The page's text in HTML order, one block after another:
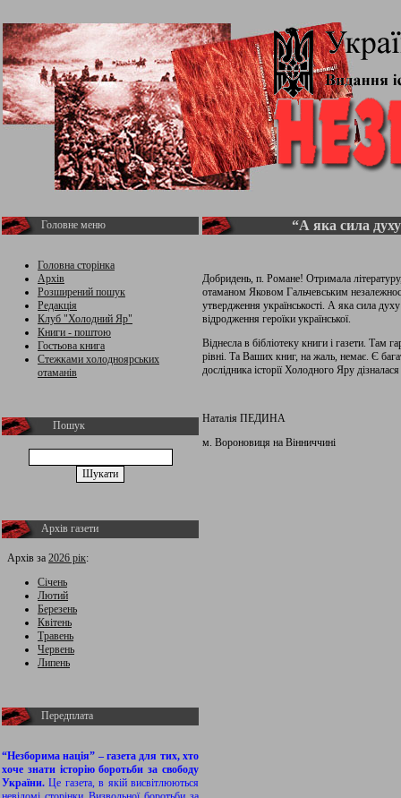
Головне меню
Головна сторінка
Архів
Розширений пошук
Редакція
Клуб "Холодний Яр"
Книги - поштою
Гостьова книга
Стежками холодноярських
отаманів
Пошук
Архів газети
Архів за 2026 рік:
Січень
Лютий
Березень
Квітень
Травень
Червень
Липень
Передплата
“Незборима нація” – газета для тих, хто
хоче знати історію боротьби за свободу
України.Це газета, в якій висвітлюються
“А яка сила
Добридень, п. Романе! Отримала
отаманом Яковом Гальчевським
утвердження українськості. А яка сила
відродження героїки української.
Віднесла в бібліотеку книги і газети. Там
рівні. Та Ваших книг, на жаль, немає. Є
дослідника історії Холодного Яру
Наталія ПЕДИНА
м. Вороновиця на Вінниччині